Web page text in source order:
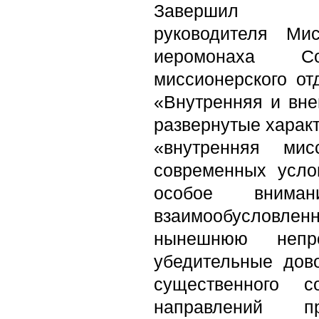
Завершил
руководителя
иеромонаха
миссионерского
«Внутренняя и
развернутые
«внутренняя
современных
особое
нынешнюю
убедительные
существенного
направлений